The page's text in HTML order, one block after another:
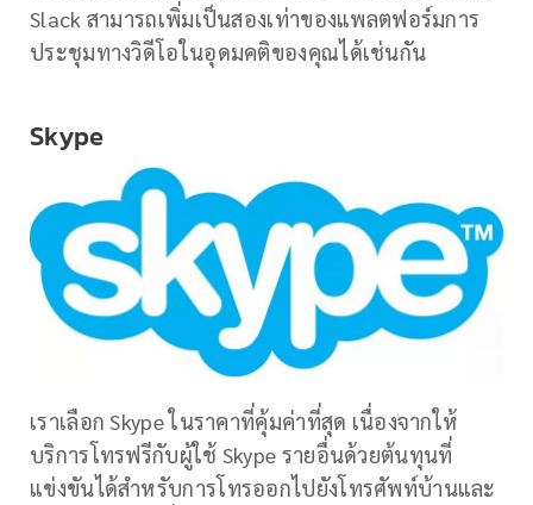
Slack สามารถเพิ่มเป็นสองเท่าของแพลตฟอร์มการ
ประชุมทางวิดีโอในอุดมคติของคุณได้เช่นกัน
Skype
เราเลือก Skype ในราคาที่คุ้มค่าที่สุด เนื่องจากให้
บริการโทรฟรีกับผู้ใช้ Skype รายอื่นด้วยต้นทุนที่
แข่งขันได้สำหรับการโทรออกไปยังโทรศัพท์บ้านและ